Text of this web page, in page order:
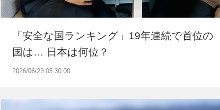
2026/06/23 05:30:00
「安全な国ランキング」19年連続で首位の
国は… 日本は何位？